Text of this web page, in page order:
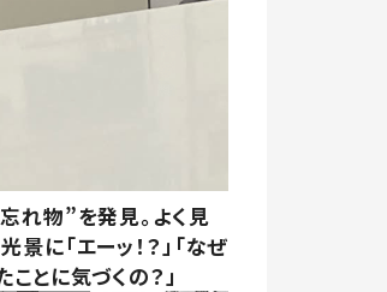
れ物”を発見。よく見
に「エーッ！？」「なぜ
ことに気づくの？」